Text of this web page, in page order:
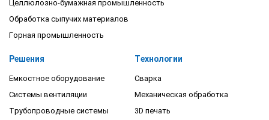
Целлюлозно-бумажная промышленность
Обработка сыпучих материалов
Горная промышленность
Решения
Емкостное оборудование
Системы вентиляции
Трубопроводные системы
Технологии
Сварка
Механическая обработка
3D печать